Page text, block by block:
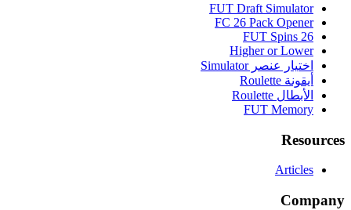
FUT Draft Simulator
FC 26 Pack Opener
FUT Spins 26
Higher or Lower
اختيار عنصر Simulator
أيقونة Roulette
الأبطال Roulette
FUT Memory
Resources
Articles
Company